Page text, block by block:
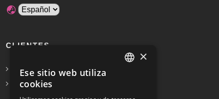
CLIENTES
Solicita Presupuesto Gratis
Preguntas frecuentes
×
Ese sitio web utiliza
cookies